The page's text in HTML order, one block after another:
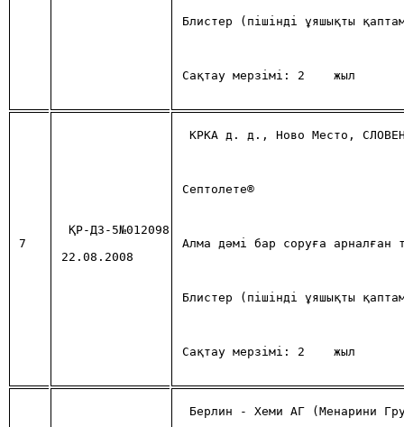
Блистер (пішінді ұяшықты
Сақтау мерзiмi: 2 жыл
7
ҚР-ДЗ-5№012098
22.08.2008
КРКА д. д., Ново Место,
Септолете®
Алма дәмі бар соруға арналған
Блистер (пішінді ұяшықты
Сақтау мерзiмi: 2 жыл
Берлин - Хеми АГ (Менарини